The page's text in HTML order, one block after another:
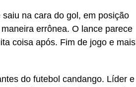
na cara do gol, em posição
errônea. O lance parece
coisa após. Fim de jogo e mais
do futebol candango. Líder e